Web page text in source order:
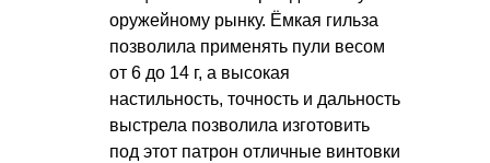
оружейному рынку. Ёмкая гильза
позволила применять пули весом
от 6 до 14 г, а высокая
настильность, точность и дальность
выстрела позволила изготовить
под этот патрон отличные винтовки